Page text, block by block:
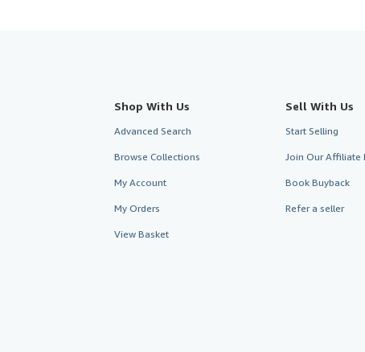
Shop With Us
Advanced Search
Browse Collections
My Account
My Orders
View Basket
Sell With Us
Start Selling
Join Our Affiliate
Book Buyback
Refer a seller